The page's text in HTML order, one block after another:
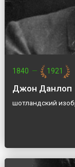
1840 — 1921
Джон Данлоп
шотландский